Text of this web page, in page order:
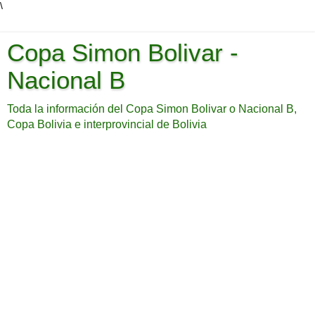
\
Copa Simon Bolivar -
Nacional B
Toda la información del Copa Simon Bolivar o Nacional B,
Copa Bolivia e interprovincial de Bolivia